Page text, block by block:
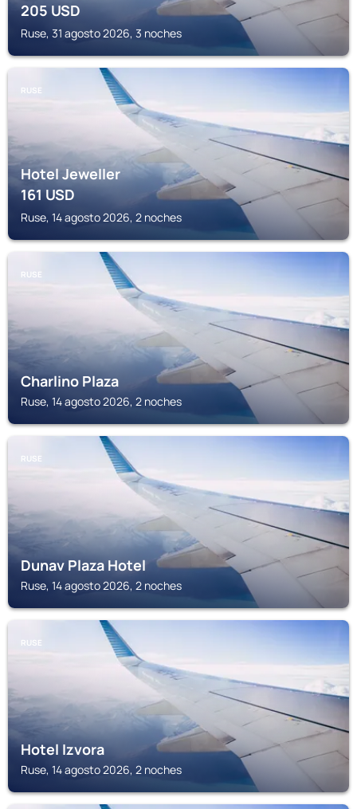
205USD
Ruse, 31 agosto 2026, 3 noches
RUSE
Hotel Jeweller
161USD
Ruse, 14 agosto 2026, 2 noches
RUSE
Charlino Plaza
Ruse, 14 agosto 2026, 2 noches
RUSE
Dunav Plaza Hotel
Ruse, 14 agosto 2026, 2 noches
RUSE
Hotel Izvora
Ruse, 14 agosto 2026, 2 noches